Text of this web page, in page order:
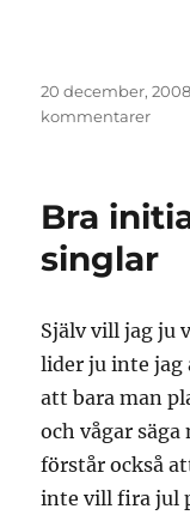
Publicerat
den
20 december, 2008
kommentarertill
en
Bra
singlar
Själv vill jag ju
lider ju inte jag
att bara man
och vågar
förstår också
inte vill fira jul